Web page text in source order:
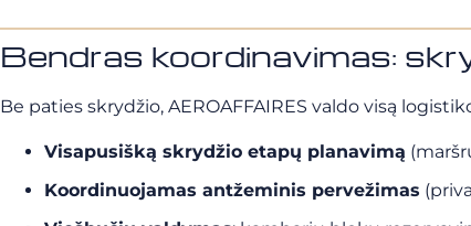
Bendras koordinavimas:
Be paties skrydžio, AEROAFFAIRES valdo visą
Visapusišką skrydžio etapų planavimą
Koordinuojamas antžeminis pervežimas